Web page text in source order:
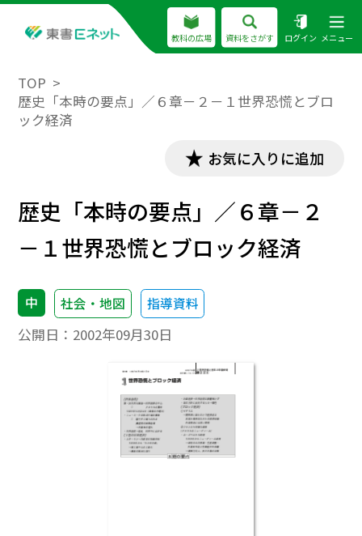
教科の広場 資料をさがす ログイン メニュー
TOP
歴史「本時の要点」／６章－２－１世界恐慌とブロ
ック経済
お気に入りに追加
歴史「本時の要点」／６章－２
－１世界恐慌とブロック経済
中 社会・地図 指導資料
公開日： 2002年09月30日